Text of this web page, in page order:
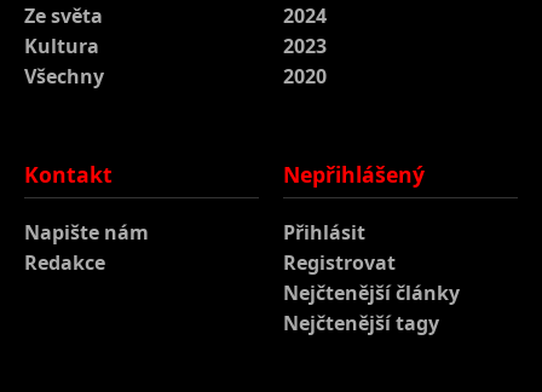
Ze světa
Kultura
Všechny
2024
2023
2020
Kontakt
Napište nám
Redakce
Nepřihlášený
Přihlásit
Registrovat
Nejčtenější články
Nejčtenější tagy